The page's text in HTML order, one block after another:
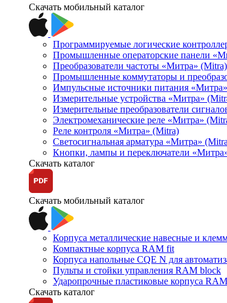
Скачать мобильный каталог
Программируемые логические
Промышленные операторские панели
Преобразователи частоты «Митра» (Mitra)
Промышленные коммутаторы и
Импульсные источники питания
Измерительные устройства «Митра»
Измерительные преобразователи
Электромеханические реле «Митра»
Реле контроля «Митра» (Mitra)
Светосигнальная арматура «Митра»
Кнопки, лампы и переключатели
Скачать каталог
Скачать мобильный каталог
Корпуса металлические навесные и
Компактные корпуса RAM fit
Корпуса напольные CQE N для
Пульты и стойки управления RAM block
Ударопрочные пластиковые корпуса
Скачать каталог